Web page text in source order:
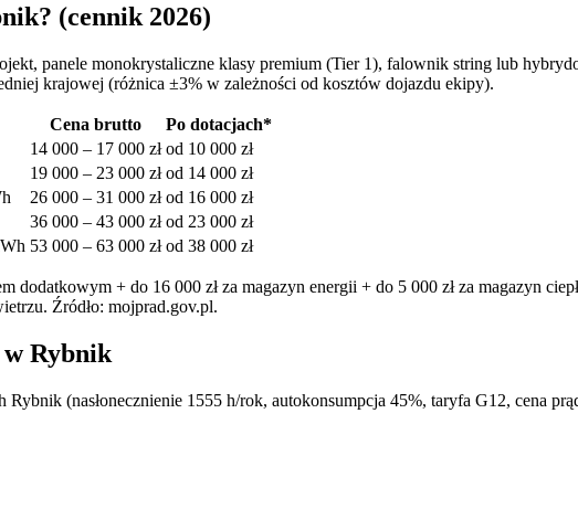
? (cennik 2026)
panele monokrystaliczne klasy premium (Tier 1), falownik string lub
krajowej (różnica ±3% w zależności od kosztów dojazdu ekipy).
Cena brutto
Po dotacjach*
14 000 – 17 000 zł od 10 000 zł
19 000 – 23 000 zł od 14 000 zł
26 000 – 31 000 zł od 16 000 zł
36 000 – 43 000 zł od 23 000 zł
53 000 – 63 000 zł od 38 000 zł
dodatkowym + do 16 000 zł za magazyn energii + do 5 000 zł za magazyn
Źródło: mojprad.gov.pl.
Rybnik
Rybnik (nasłonecznienie 1555 h/rok, autokonsumpcja 45%, taryfa G12, cena